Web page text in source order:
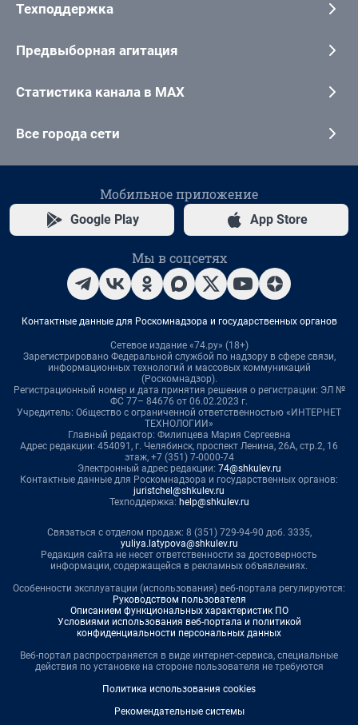
Техподдержка
Предвыборная агитация
Статистика канала в MAX
Все города сети
Мобильное приложение
Google Play App Store
Мы в соцсетях
Контактные данные для Роскомнадзора и государственных органов
Сетевое издание «74.ру» (18+)
Зарегистрировано Федеральной службой по надзору в сфере связи,
информационных технологий и массовых коммуникаций
(Роскомнадзор).
Регистрационный номер и дата принятия решения о регистрации: ЭЛ №
ФС 77– 84676 от 06.02.2023 г.
Учредитель: Общество с ограниченной ответственностью «ИНТЕРНЕТ
ТЕХНОЛОГИИ»
Главный редактор: Филипцева Мария Сергеевна
Адрес редакции: 454091, г. Челябинск, проспект Ленина, 26А, стр.2, 16
этаж, +7 (351) 7-0000-74
Электронный адрес редакции: 74@shkulev.ru
Контактные данные для Роскомнадзора и государственных органов:
juristchel@shkulev.ru
Техподдержка: help@shkulev.ru
Связаться с отделом продаж: 8 (351) 729-94-90 доб. 3335,
yuliya.latypova@shkulev.ru
Редакция сайта не несет ответственности за достоверность
информации, содержащейся в рекламных объявлениях.
Особенности эксплуатации (использования) веб-портала регулируются:
Руководством пользователя
Описанием функциональных характеристик ПО
Условиями использования веб-портала и политикой
конфиденциальности персональных данных
Веб-портал распространяется в виде интернет-сервиса, специальные
действия по установке на стороне пользователя не требуются
Политика использования cookies
Рекомендательные системы